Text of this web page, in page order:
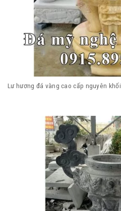
Lư hương đá vàng cao cấp nguyên khối